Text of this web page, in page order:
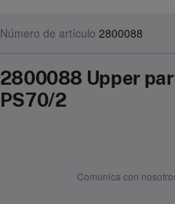
Número de artículo 2800088
2800088 Upper
PS70/2
Comunica con